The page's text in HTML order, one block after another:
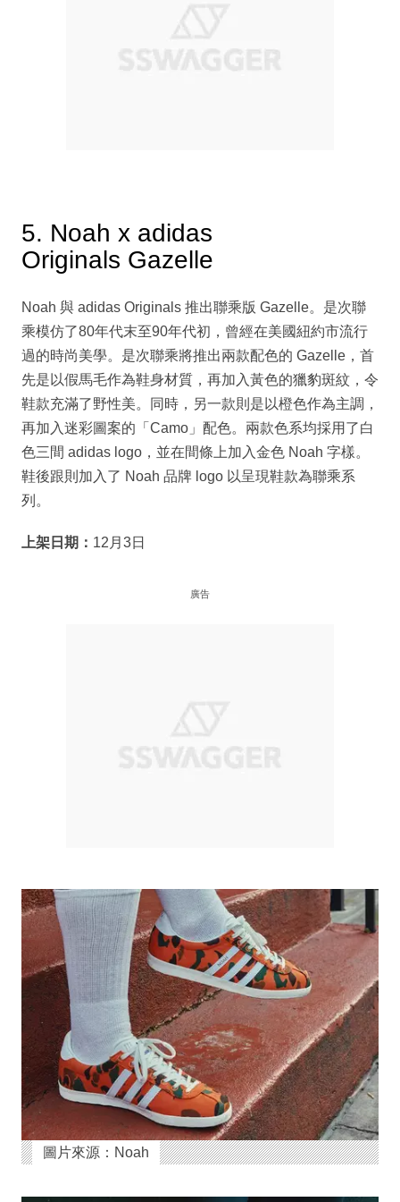
5. Noah x adidas
Originals Gazelle
Noah 與 adidas Originals 推出聯乘版 Gazelle。是次聯
乘模仿了80年代末至90年代初，曾經在美國紐約市流行
過的時尚美學。是次聯乘將推出兩款配色的 Gazelle，首
先是以假馬毛作為鞋身材質，再加入黃色的獵豹斑紋，令
鞋款充滿了野性美。同時，另一款則是以橙色作為主調，
再加入迷彩圖案的「Camo」配色。兩款色系均採用了白
色三間 adidas logo，並在間條上加入金色 Noah 字樣。
鞋後跟則加入了 Noah 品牌 logo 以呈現鞋款為聯乘系
列。
上架日期： 12月3日
廣告
圖片來源：Noah